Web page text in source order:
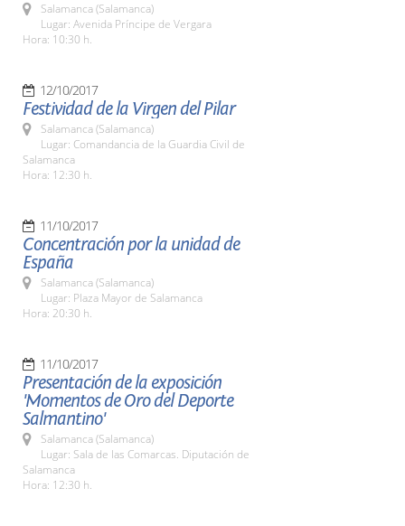
Salamanca (Salamanca)
Lugar: Avenida Príncipe de Vergara
Hora: 10:30 h.
12/10/2017
Festividad de la Virgen del Pilar
Salamanca (Salamanca)
Lugar: Comandancia de la Guardia Civil de
Salamanca
Hora: 12:30 h.
11/10/2017
Concentración por la unidad de
España
Salamanca (Salamanca)
Lugar: Plaza Mayor de Salamanca
Hora: 20:30 h.
11/10/2017
Presentación de la exposición
'Momentos de Oro del Deporte
Salmantino'
Salamanca (Salamanca)
Lugar: Sala de las Comarcas. Diputación de
Salamanca
Hora: 12:30 h.